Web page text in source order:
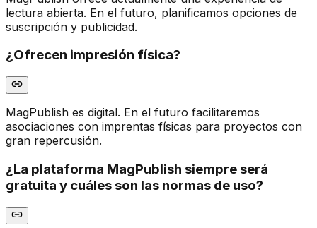
lectura abierta. En el futuro, planificamos opciones de
suscripción y publicidad.
¿Ofrecen impresión física?
MagPublish es digital. En el futuro facilitaremos
asociaciones con imprentas físicas para proyectos con
gran repercusión.
¿La plataforma MagPublish siempre será
gratuita y cuáles son las normas de uso?